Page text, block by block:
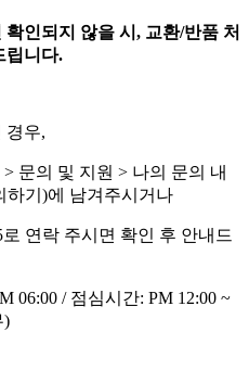
인되지 않을 시, 교환/반품 처
립니다.
경우,
문의 및 지원 > 나의 문의 내
하기)에 남겨주시거나
연락 주시면 확인 후 안내드
06:00 / 점심시간: PM 12:00 ~
)